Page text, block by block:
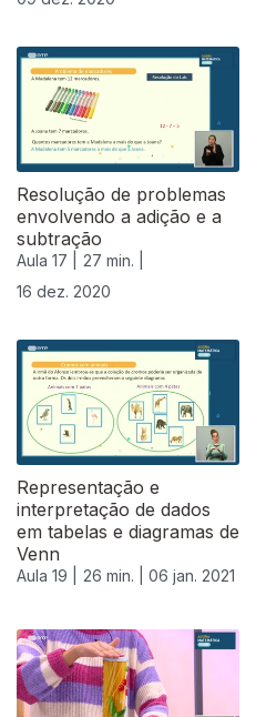
Resolução de problemas
envolvendo a adição e a
subtração
Aula 17 |
27 min. |
16 dez. 2020
Representação e
interpretação de dados
em tabelas e diagramas de
Venn
Aula 19 | 26 min. | 06 jan. 2021